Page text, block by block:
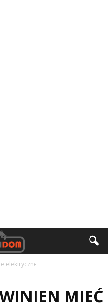
elektryczne
MIEĆ